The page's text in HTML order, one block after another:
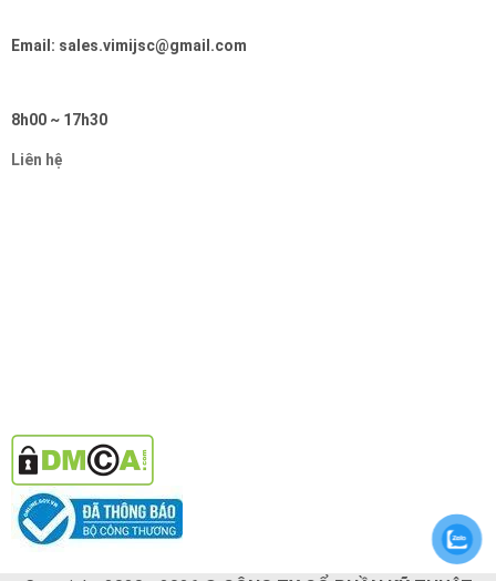
Email: sales.vimijsc@gmail.com
8h00 ~ 17h30
Liên hệ